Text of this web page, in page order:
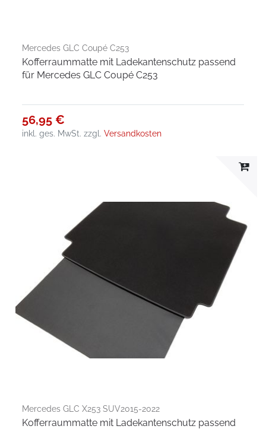
Mercedes GLC Coupé C253
Kofferraummatte mit Ladekantenschutz passend
für Mercedes GLC Coupé C253
56,95 €
inkl. ges. MwSt. zzgl.Versandkosten
Mercedes GLC X253 SUV2015-2022
Kofferraummatte mit Ladekantenschutz passend